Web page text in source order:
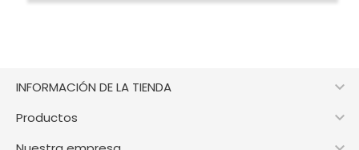
INFORMACIÓN DE LA TIENDA 
Productos 